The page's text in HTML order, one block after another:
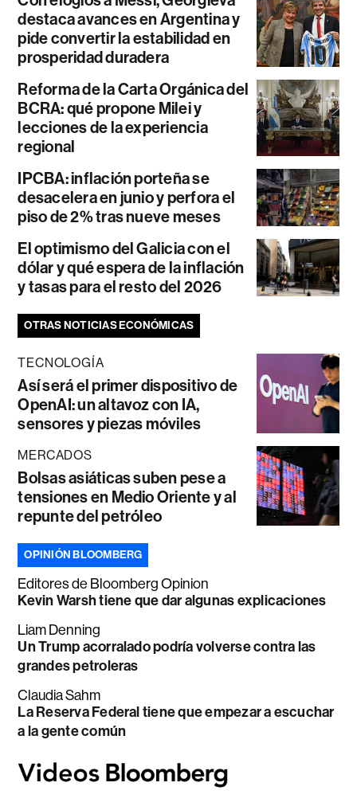
destaca avances en Argentina y
pide convertir la estabilidad en
prosperidad duradera
Reforma de la Carta Orgánica del
BCRA: qué propone Milei y
lecciones de la experiencia
regional
IPCBA: inflación porteña se
desacelera en junio y perfora el
piso de 2% tras nueve meses
El optimismo del Galicia con el
dólar y qué espera de la inflación
y tasas para el resto del 2026
OTRAS NOTICIAS ECONÓMICAS
TECNOLOGÍA
Así será el primer dispositivo de
OpenAI: un altavoz con IA,
sensores y piezas móviles
MERCADOS
Bolsas asiáticas suben pese a
tensiones en Medio Oriente y al
repunte del petróleo
OPINIÓN BLOOMBERG
Editores de Bloomberg Opinion
Kevin Warsh tiene que dar algunas explicaciones
Liam Denning
Un Trump acorralado podría volverse contra las
grandes petroleras
Claudia Sahm
La Reserva Federal tiene que empezar a escuchar
a la gente común